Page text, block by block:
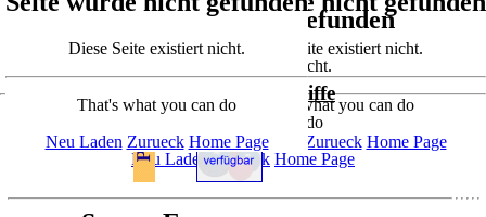
Seite wurde nicht gefunden
Diese Seite existiert nicht.
That's what you can do
Neu Laden Zurueck Home Page
Artikel
Lenker-Sicherheitsgriffe
Diese Seite existiert nicht.
That's what you can do
Neu Laden
Zurueck Home Page
Diese Seite existiert nicht.
That's what you can do
Neu Laden Zurueck Home Page